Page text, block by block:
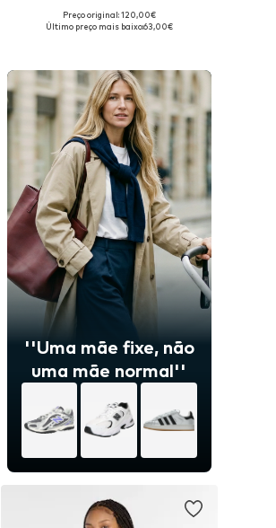
+19
Disponível em vários tamanhos
Preço original: 120,00€
Último preço mais baixo:63,00€
''Uma mãe fixe, não
uma mãe normal''